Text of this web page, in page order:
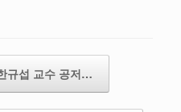
규섭 교수 공저…